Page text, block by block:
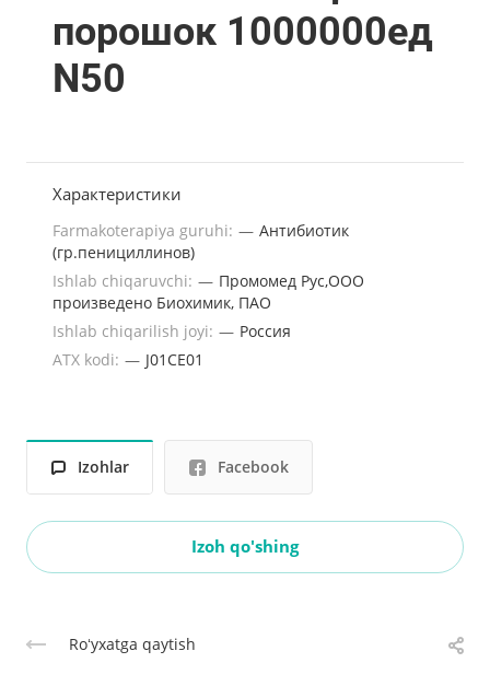
порошок 1000000ед
N50
Характеристики
Farmakoterapiya guruhi: — Антибиотик
(гр.пенициллинов)
Ishlab chiqaruvchi: — Промомед Рус,ООО
произведено Биохимик, ПАО
Ishlab chiqarilish joyi: — Россия
ATX kodi: — J01CE01
Izohlar Facebook
Izoh qo'shing
Roʻyxatga qaytish